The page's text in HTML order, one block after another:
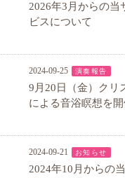
2026年3月からの当
ビスについて
2024-09-25 演奏報告
9月20日（金）クリ
による音浴瞑想を開
2024-09-21 お知らせ
2024年10月からの